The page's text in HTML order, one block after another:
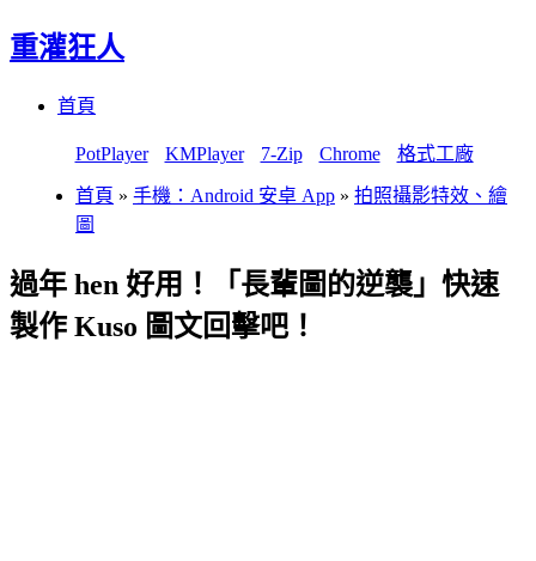
重灌狂人
首頁
PotPlayer KMPlayer 7-Zip Chrome 格式工廠
首頁 » 手機：Android 安卓 App » 拍照攝影特效、繪
圖
過年 hen 好用！「長輩圖的逆襲」快速
製作 Kuso 圖文回擊吧！